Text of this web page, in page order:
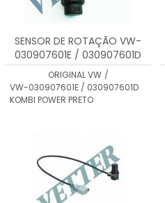
SENSOR DE ROTAÇÃO VW-
030907601E / 030907601D
KOMBI POWER PRETO
ORIGINAL VW /
VW-030907601E / 030907601D
KOMBI POWER PRETO